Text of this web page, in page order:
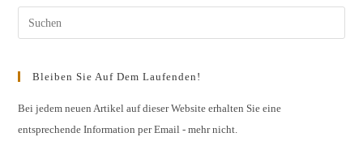
Bleiben Sie Auf Dem Laufenden!
Bei jedem neuen Artikel auf dieser Website erhalten Sie eine
entsprechende Information per Email - mehr nicht.